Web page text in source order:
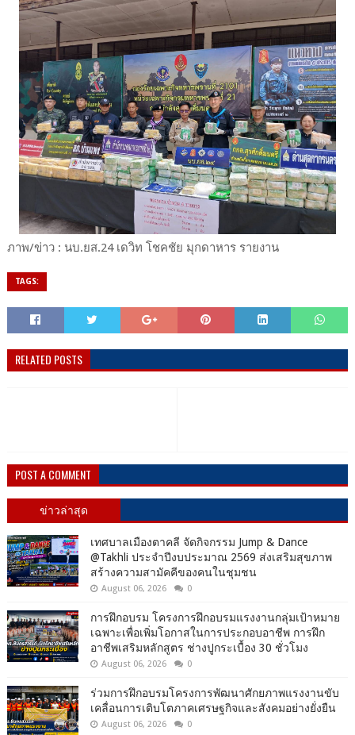
ภาพ/ข่าว : นบ.ยส.24 เดวิท โชคชัย มุกดาหาร รายงาน
TAGS:
RELATED POSTS
POST A COMMENT
ข่าวล่าสุด
เทศบาลเมืองตาคลี จัดกิจกรรม Jump & Dance
@Takhli ประจำปีงบประมาณ 2569 ส่งเสริมสุขภาพ
สร้างความสามัคคีของคนในชุมชน
August 06, 2026 0
การฝึกอบรม โครงการฝึกอบรมแรงงานกลุ่มเป้าหมาย
เฉพาะเพื่อเพิ่มโอกาสในการประกอบอาชีพ การฝึก
อาชีพเสริมหลักสูตร ช่างปูกระเบื้อง 30 ชั่วโมง
August 06, 2026 0
ร่วมการฝึกอบรมโครงการพัฒนาศักยภาพแรงงานขับ
เคลื่อนการเติบโตภาคเศรษฐกิจและสังคมอย่างยั่งยืน
August 06, 2026 0